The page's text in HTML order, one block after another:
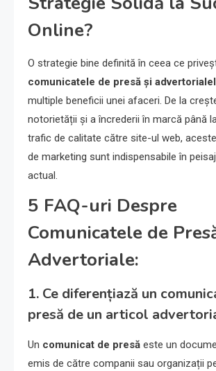
Online?
O strategie bine definită în ceea ce
comunicatele de presă și
multiple beneficii unei afaceri. De la
notorietății și a încrederii în marcă până
trafic de calitate către site-ul web,
de marketing sunt indispensabile în
actual.
5 FAQ-uri Despre
Comunicatele de
Advertoriale:
1. Ce diferențiază un
presă de un articol
Un comunicat de presă este un
emis de către companii sau organizații